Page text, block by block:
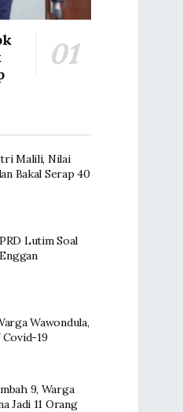
Malili, Nilai
Bakal Serap 40
Lutim Soal
Wawondula,
19
9, Warga
Jadi 11 Orang